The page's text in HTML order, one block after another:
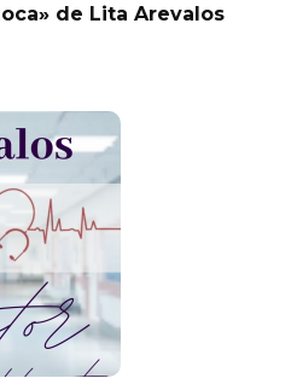
de Lita Arevalos